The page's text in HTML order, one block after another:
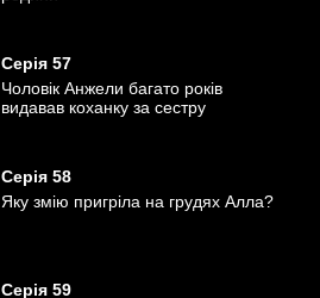
Серія 57
Чоловік Анжели багато років
видавав коханку за сестру
Серія 58
Яку змію пригріла на грудях Алла?
Серія 59